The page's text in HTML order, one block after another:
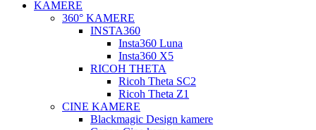
KAMERE
360° KAMERE
INSTA360
Insta360 Luna
Insta360 X5
RICOH THETA
Ricoh Theta SC2
Ricoh Theta Z1
CINE KAMERE
Blackmagic Design kamere